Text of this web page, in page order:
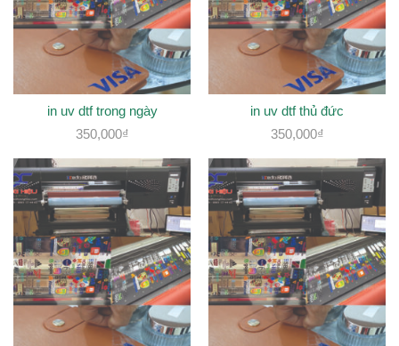
in uv dtf trong ngày
350,000₫
in uv dtf thủ đức
350,000₫